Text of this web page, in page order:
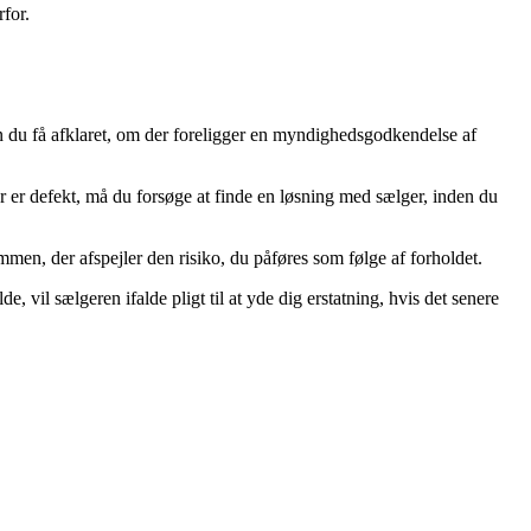
få afklaret, om der foreligger en myndighedsgodkendelse af
defekt, må du forsøge at finde en løsning med sælger, inden du
der afspejler den risiko, du påføres som følge af forholdet.
vil sælgeren ifalde pligt til at yde dig erstatning, hvis det senere